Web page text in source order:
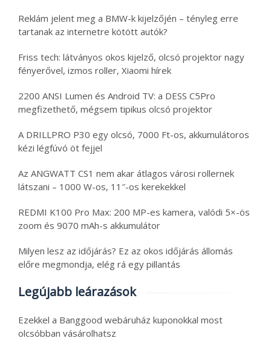
Reklám jelent meg a BMW-k kijelzőjén – tényleg erre
tartanak az internetre kötött autók?
Friss tech: látványos okos kijelző, olcsó projektor nagy
fényerővel, izmos roller, Xiaomi hírek
2200 ANSI Lumen és Android TV: a DESS C5Pro
megfizethető, mégsem tipikus olcsó projektor
A DRILLPRO P30 egy olcsó, 7000 Ft-os, akkumulátoros
kézi légfúvó öt fejjel
Az ANGWATT CS1 nem akar átlagos városi rollernek
látszani – 1000 W-os, 11″-os kerekekkel
REDMI K100 Pro Max: 200 MP-es kamera, valódi 5×-ös
zoom és 9070 mAh-s akkumulátor
Milyen lesz az időjárás? Ez az okos időjárás állomás
előre megmondja, elég rá egy pillantás
Legújabb leárazások
Ezekkel a Banggood webáruház kuponokkal most
olcsóbban vásárolhatsz